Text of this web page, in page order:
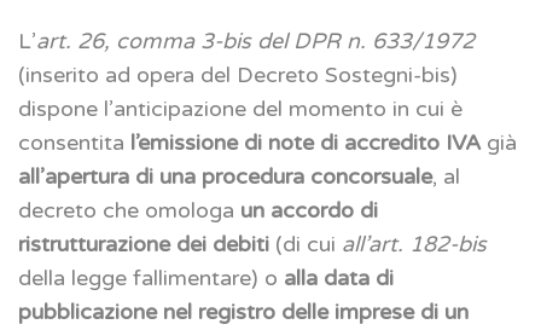
L’art. 26, comma 3-bis del DPR n. 633/1972
(inserito ad opera del Decreto Sostegni-bis)
dispone l’anticipazione del momento in cui è
consentita l’emissione di note di accredito IVA già
all’apertura di una procedura concorsuale, al
decreto che omologa un accordo di
ristrutturazione dei debiti (di cui all’art. 182-bis
della legge fallimentare) o alla data di
pubblicazione nel registro delle imprese di un